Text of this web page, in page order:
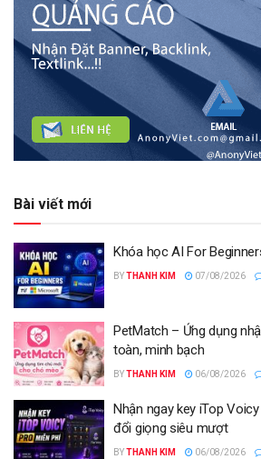
Bài viết mới
Khóa học AI For
BYTHANH KIM 07/08/2026
PetMatch – Ứng dụng
toàn, minh bạch
BYTHANH KIM 06/08/2026
Nhận ngay key iTop
đổi giọng siêu mượt
BYTHANH KIM 06/08/2026